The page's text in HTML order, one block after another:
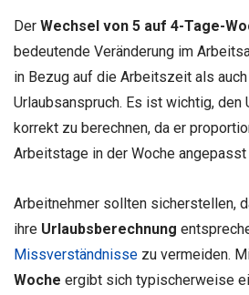
Der Wechsel von 5 auf 4-Tage-
bedeutende Veränderung im
in Bezug auf die Arbeitszeit als
Urlaubsanspruch. Es ist wichtig, den
korrekt zu berechnen, da er
Arbeitstage in der Woche angepasst
Arbeitnehmer sollten sicherstellen,
ihre Urlaubsberechnung
Missverständnisse zu vermeiden.
Woche ergibt sich typischerweise